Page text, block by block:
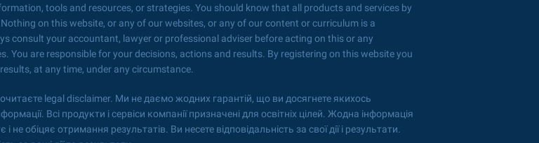
tools and resources, or strategies. You should know that all products and services by
on this website, or any of our websites, or any of our content or curriculum is a
consult your accountant, lawyer or professional adviser before acting on this or any
You are responsible for your decisions, actions and results. By registering on this website you
at any time, under any circumstance.
legal disclaimer. Ми не даємо жодних гарантій, що ви досягнете якихось
Всі продукти і сервіси компанії призначені для освітніх цілей. Жодна інформація
обіцяє отримання результатів. Ви несете відповідальність за свої дії і результати.